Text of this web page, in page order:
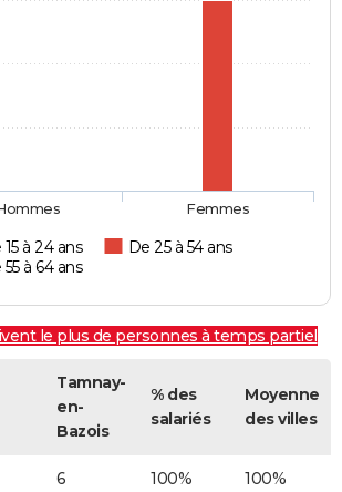
15 à 24 ans
De 25 à 54 ans
55 à 64 ans
Femmes
le plus de personnes à temps partiel
Tamnay-
en-
Bazois
% des
salariés
Moyenne
des villes
6 100% 100%